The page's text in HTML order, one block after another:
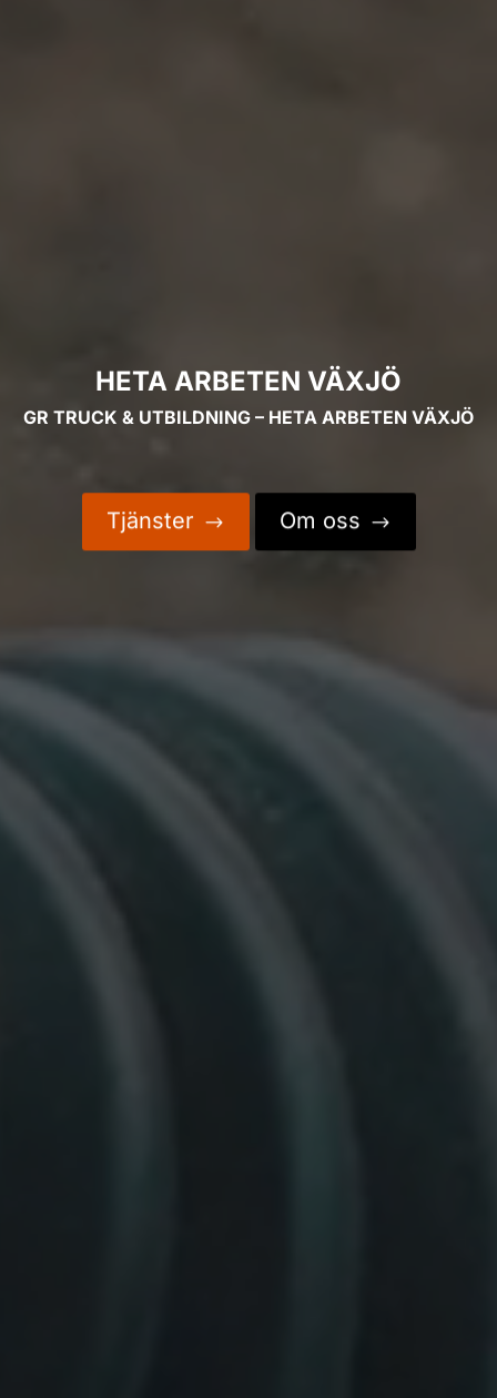
HETA ARBETEN VÄXJÖ
GR TRUCK & UTBILDNING – HETA ARBETEN VÄXJÖ
Tjänster $ Om oss $